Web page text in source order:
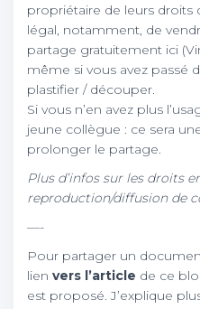
propriétaire de leurs droits
légal, notamment, de
partage gratuitement ici
même si vous avez passé
plastifier / découper.
Si vous n’en avez plus
jeune collègue : ce sera
prolonger le partage.
Plus d’infos sur les droits
reproduction/diffusion de
—-
Pour partager un
lien vers l’article de ce
est proposé. J’explique